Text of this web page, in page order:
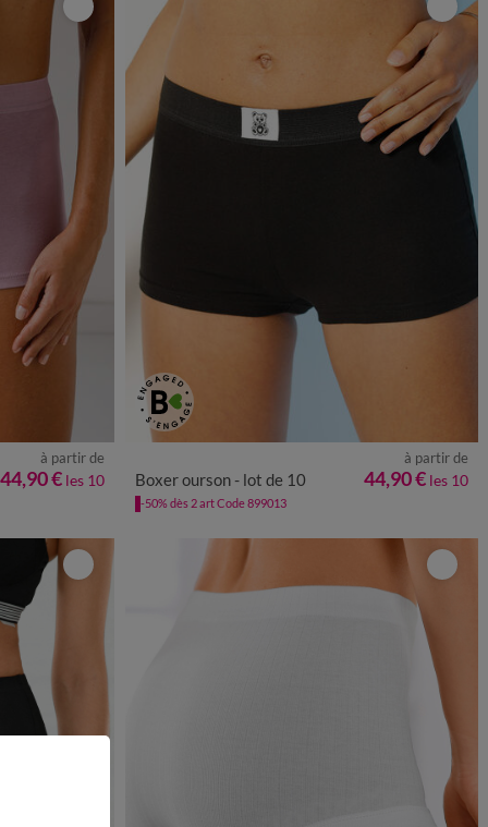
54/56
à partir de
44,90 € les 10
54/56
Boxer ourson - lot de 10
à partir de
44,90 € les 10
-50% dès 2 art Code 899013